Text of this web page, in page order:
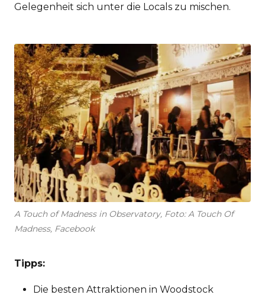
Gelegenheit sich unter die Locals zu mischen.
A Touch of Madness in Observatory, Foto: A Touch Of
Madness, Facebook
Tipps:
Die besten Attraktionen in Woodstock